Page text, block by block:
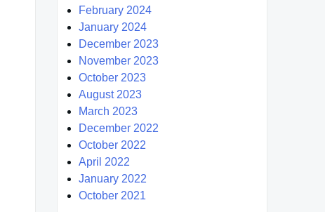
February 2024
January 2024
December 2023
November 2023
October 2023
August 2023
March 2023
December 2022
October 2022
April 2022
January 2022
October 2021